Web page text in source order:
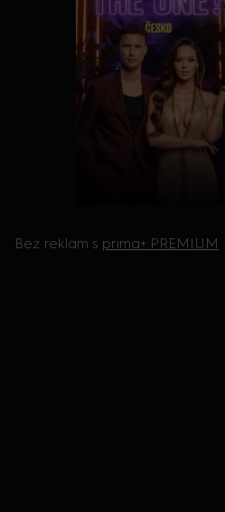
Bez reklam s prima+ PREMIUM